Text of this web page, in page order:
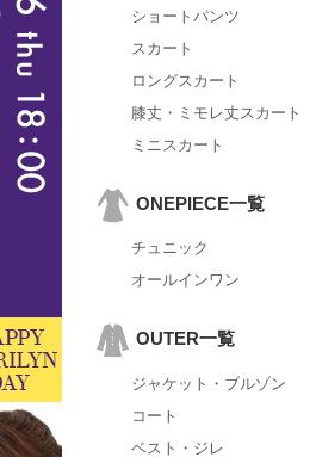
ショートパンツ
スカート
ロングスカート
膝丈・ミモレ丈スカート
ミニスカート
ONEPIECE一覧
チュニック
オールインワン
OUTER一覧
ジャケット・ブルゾン
コート
ベスト・ジレ